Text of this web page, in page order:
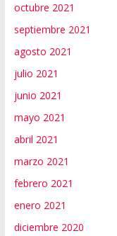
octubre 2021
septiembre 2021
agosto 2021
julio 2021
junio 2021
mayo 2021
abril 2021
marzo 2021
febrero 2021
enero 2021
diciembre 2020